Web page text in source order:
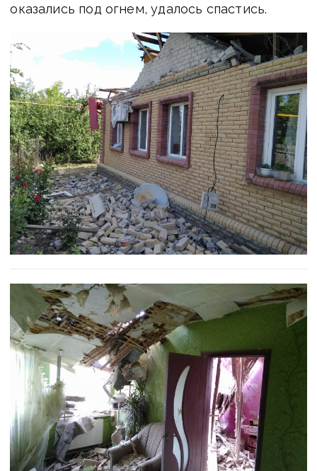
оказались под огнем, удалось спастись.